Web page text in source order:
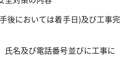
後においては着手日)及び工事完
名及び電話番号並びに工事に